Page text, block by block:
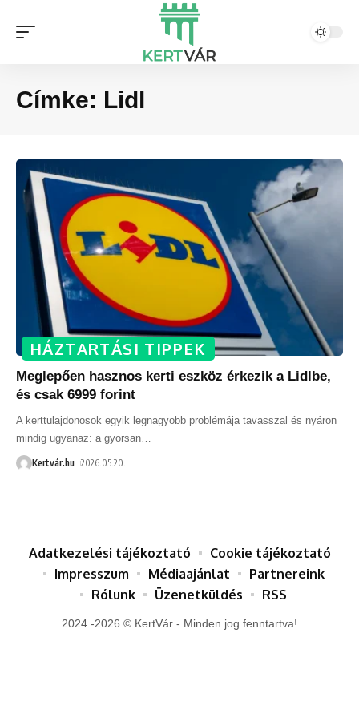
Címke: Lidl
HÁZTARTÁSI TIPPEK
Meglepően hasznos kerti eszköz érkezik a Lidlbe,
és csak 6999 forint
A kerttulajdonosok egyik legnagyobb problémája tavasszal és nyáron
mindig ugyanaz: a gyorsan
Kertvár.hu 2026.05.20.
2024 -2026 © KertVár - Minden jog fenntartva!
Adatkezelési tájékoztató
Cookie tájékoztató
Impresszum
Médiaajánlat
Partnereink
Rólunk
Üzenetküldés RSS